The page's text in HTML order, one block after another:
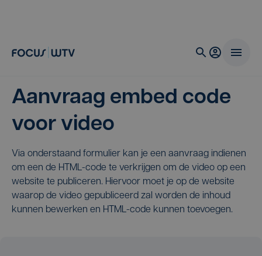
Aanvraag embed code
voor video
Via onderstaand formulier kan je een aanvraag indienen
om een de HTML-code te verkrijgen om de video op een
website te publiceren. Hiervoor moet je op de website
waarop de video gepubliceerd zal worden de inhoud
kunnen bewerken en HTML-code kunnen toevoegen.